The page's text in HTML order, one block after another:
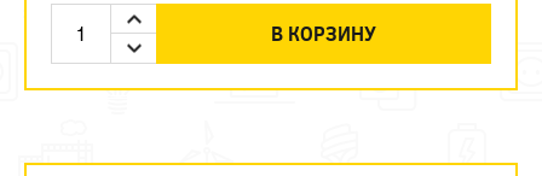
В КОРЗИНУ